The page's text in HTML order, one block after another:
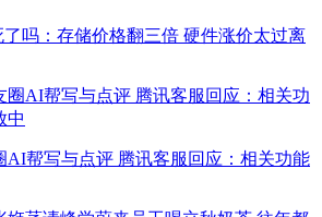
吗：存储价格翻三倍 硬件涨价太过离
AI帮写与点评 腾讯客服回应：相关功能